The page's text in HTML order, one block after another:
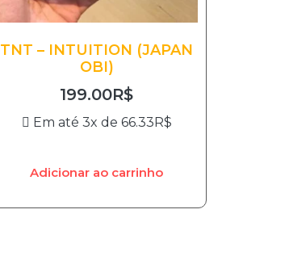
TNT – INTUITION (JAPAN
OBI)
199.00R$
Em até 3x de 66.33 R$
Adicionar ao carrinho